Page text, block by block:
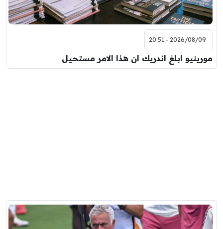
2026/08/09 - 20:51
مورينيو ابلغ اندريك ان هذا الامر مستحيل